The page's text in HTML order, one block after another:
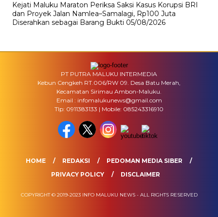
Kejati Maluku Maraton Periksa Saksi Kasus Korupsi BRI
dan Proyek Jalan Namlea–Samalagi, Rp100 Juta
Diserahkan sebagai Barang Bukti 05/08/2026
PT PUTRA MALUKU INTERMEDIA
Kebun Cengkeh RT.006/RW 09. Desa Batu Merah,
Kecamatan Sirimau Ambon-Maluku.
Email : infomalukunews@gmail.com
Tlp: 0911383133 | Mobile: 085243316910
HOME REDAKSI
PEDOMAN MEDIA SIBER
PRIVACY POLICY
DISCLAIMER
COPYRIGHT © 2019-2023 INFO MALUKU NEWS - ALL RIGHTS RESERVED